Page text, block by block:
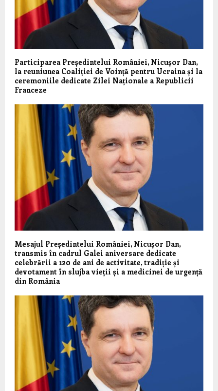
Participarea Președintelui României, Nicușor Dan,
la reuniunea Coaliției de Voință pentru Ucraina și la
ceremoniile dedicate Zilei Naționale a Republicii
Franceze
Mesajul Președintelui României, Nicușor Dan,
transmis în cadrul Galei aniversare dedicate
celebrării a 120 de ani de activitate, tradiție și
devotament în slujba vieții și a medicinei de urgență
din România